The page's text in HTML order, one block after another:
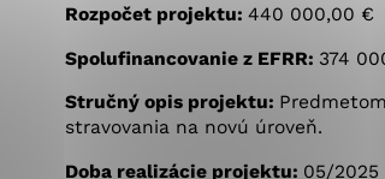
Rozpočet projektu:440 000,00 €
Spolufinancovanie z EFRR: 374
Stručný opis projektu:
stravovania na novú úroveň.
Doba realizácie projektu: 05/